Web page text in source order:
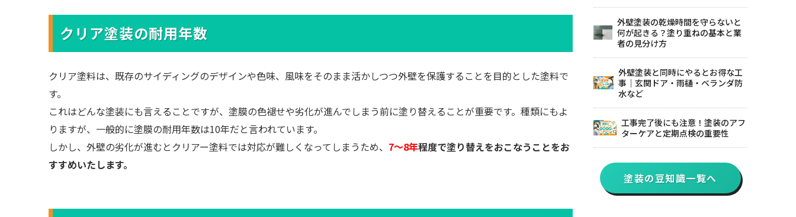
クリア塗装の耐用年数
クリア塗料は、既存のサイディングのデザインや色味、風味をそのまま活かしつつ外壁を保護することを目的とした塗料で
す。
これはどんな塗装にも言えることですが、塗膜の色褪せや劣化が進んでしまう前に塗り替えることが重要です。種類にもよ
りますが、一般的に塗膜の耐用年数は10年だと言われています。
しかし、外壁の劣化が進むとクリアー塗料では対応が難しくなってしまうため、 7～8年程度で塗り替えをおこなうことをお
すすめいたします。
外壁塗装の乾燥時間を守らないと
何が起きる？塗り重ねの基本と業
者の見分け方
外壁塗装と同時にやるとお得な工
事｜玄関ドア・雨樋・ベランダ防
水など
工事完了後にも注意！塗装のアフ
ターケアと定期点検の重要性
塗装の豆知識一覧へ